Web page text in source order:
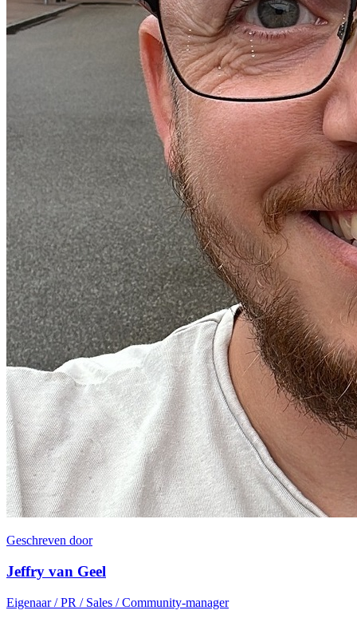
Geschreven door
Jeffry van Geel
Eigenaar / PR / Sales / Community-manager